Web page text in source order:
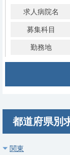
求人病院名
募集科目
勤務地
給与
科医2名募集（う
収2,000万円以上
都道府県別
関東